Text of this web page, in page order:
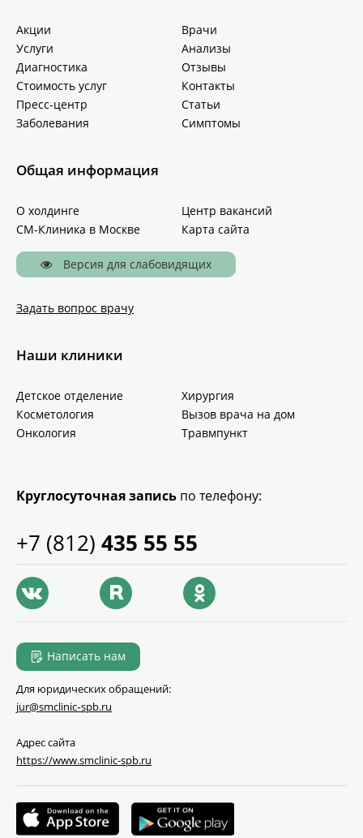
Акции
Врачи
Услуги
Анализы
Диагностика
Отзывы
Стоимость услуг
Контакты
Пресс-центр
Статьи
Заболевания
Симптомы
Общая информация
О холдинге
Центр вакансий
СМ-Клиника в Москве
Карта сайта
Версия для слабовидящих
Задать вопрос врачу
Наши клиники
Детское отделение
Хирургия
Косметология
Вызов врача на дом
Онкология
Травмпункт
Круглосуточная запись по телефону:
+7 (812) 435 55 55
Написать нам
Для юридических обращений:
jur@smclinic‑spb.ru
Адрес сайта
https://www.smclinic-spb.ru